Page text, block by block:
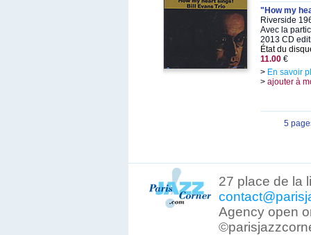
"How my
Riverside
Avec la
2013 CD
État du
11.00 €
> En savoir
> ajouter à
5
27 place de la
Agency open